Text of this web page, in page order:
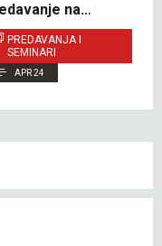
na
fakultetu
a
PREDAVANJA I
SEMINARI
APR 24